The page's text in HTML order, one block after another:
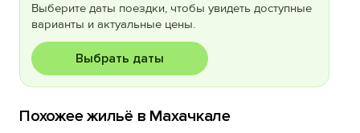
Выберите даты поездки, чтобы увидеть доступные
варианты и актуальные цены.
Выбрать даты
Похожее жильё в Махачкале